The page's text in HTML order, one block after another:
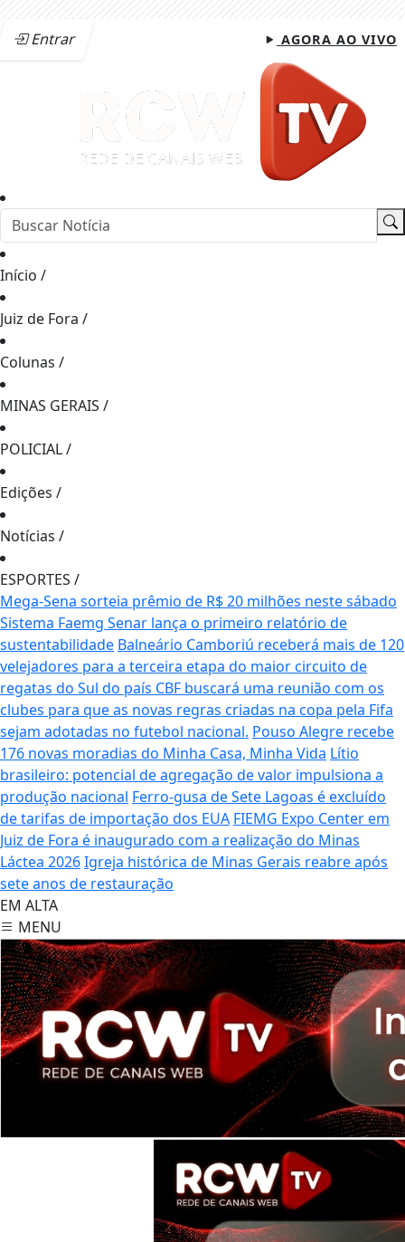
Entrar AGORA AO VIVO
Início /
Juiz de Fora /
Colunas /
MINAS GERAIS /
POLICIAL/
Edições /
Notícias /
ESPORTES /
Mega-Sena sorteia prêmio de R$ 20 milhões neste sábado
Sistema Faemg Senar lança o primeiro relatório de
sustentabilidade Balneário Camboriú receberá mais de 120
velejadores para a terceira etapa do maior circuito de
regatas do Sul do país CBF buscará uma reunião com os
clubes para que as novas regras criadas na copa pela Fifa
sejam adotadas no futebol nacional. Pouso Alegre recebe
176 novas moradias do Minha Casa, Minha Vida Lítio
brasileiro: potencial de agregação de valor impulsiona a
produção nacional Ferro-gusa de Sete Lagoas é excluído
de tarifas de importação dos EUA FIEMG Expo Center em
Juiz de Fora é inaugurado com a realização do Minas
Láctea 2026Igreja histórica de Minas Gerais reabre após
sete anos de restauração
EM ALTA
MENU